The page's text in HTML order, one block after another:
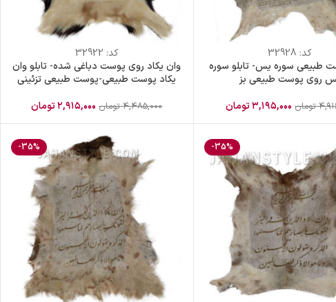
کد: 32928
طبیعی سوره یس- تابلو سوره
روی پوست طبیعی بز
تومان ۳,۱۹۵,۰۰۰تومان
کد: 32922
وان یکاد روی پوست دباغی شده- تابلو وان
یکاد پوست طبیعی-پوست طبیعی تزئینی
۴,۴۸۵,۰۰۰ تومان ۲,۹۱۵,۰۰۰تومان
-35%
-35%